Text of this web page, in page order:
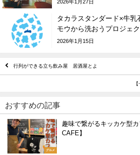
2026年1月27日
タカラスタンダード×牛
モウから洗おうプロジェ
2026年1月15日
行列ができる立ち飲み屋 居酒屋とよ
おすすめの記事
グルメ
趣味で繋がるキッカケ型
CAFE】